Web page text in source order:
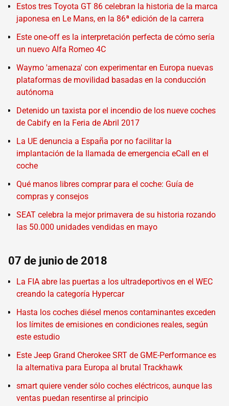
Estos tres Toyota GT 86 celebran la historia de la marca
japonesa en Le Mans, en la 86ª edición de la carrera
Este one-off es la interpretación perfecta de cómo sería
un nuevo Alfa Romeo 4C
Waymo 'amenaza' con experimentar en Europa nuevas
plataformas de movilidad basadas en la conducción
autónoma
Detenido un taxista por el incendio de los nueve coches
de Cabify en la Feria de Abril 2017
La UE denuncia a España por no facilitar la
implantación de la llamada de emergencia eCall en el
coche
Qué manos libres comprar para el coche: Guía de
compras y consejos
SEAT celebra la mejor primavera de su historia rozando
las 50.000 unidades vendidas en mayo
07 de junio de 2018
La FIA abre las puertas a los ultradeportivos en el WEC
creando la categoría Hypercar
Hasta los coches diésel menos contaminantes exceden
los límites de emisiones en condiciones reales, según
este estudio
Este Jeep Grand Cherokee SRT de GME-Performance es
la alternativa para Europa al brutal Trackhawk
smart quiere vender sólo coches eléctricos, aunque las
ventas puedan resentirse al principio